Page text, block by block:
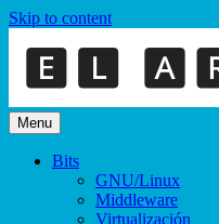
Skip to content
Menu
Bits
GNU/Linux
Middleware
Virtualización